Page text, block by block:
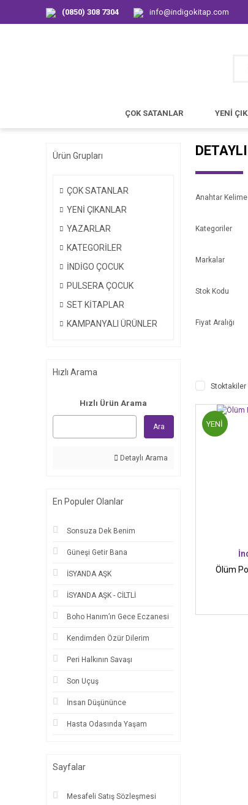
(0850) 308 7304 info@indigokitap.com
ÇOK SATANLAR YENİ
Ürün Grupları
ÇOK SATANLAR
YENİ ÇIKANLAR
YAZARLAR
KATEGORİLER
İNDİGO ÇOCUK
PULSERA ÇOCUK
SET KİTAPLAR
KAMPANYALI ÜRÜNLER
Hızlı Arama
Hızlı Ürün Arama
Ara
Detaylı Arama
En Populer Olanlar
Sonsuza Dek Benim
Güneşi Getir Bana
İSYANDA AŞK
İSYANDA AŞK - CİLTLİ
Boho Hanım’ın Gece Eczanesi
Kendimden Özür Dilerim
Peri Halkının Savaşı
Son Uçuş
İnsan Düşününce
Hasta Odasında Yaşam
Sayfalar
Mesafeli Satış Sözleşmesi
Anahtar Kelime
Kategoriler
Markalar
Stok Kodu
Fiyat Aralığı
Stoktakiler
YENİ
Ölüm